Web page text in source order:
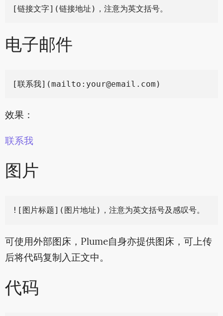
电子邮件
[联系我](mailto: your@email.com
效果：
联系我
图片
可使用外部图床，Plume自身亦提供图床，可上传
后将代码复制入正文中。
代码